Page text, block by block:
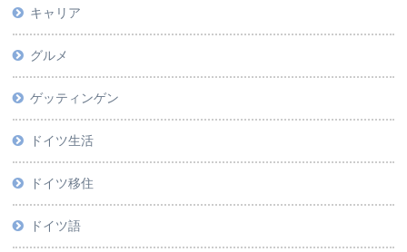
キャリア
グルメ
ゲッティンゲン
ドイツ生活
ドイツ移住
ドイツ語